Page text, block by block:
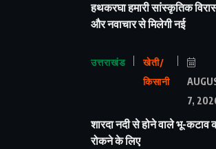
हथकरघा हमारी सांस्कृतिक
और नवाचार से मिलेगी नई
उत्तराखंड
खेती/
किसानी
7,
शारदा नदी से होने वाले भू-कटाव
रोकने के लिए